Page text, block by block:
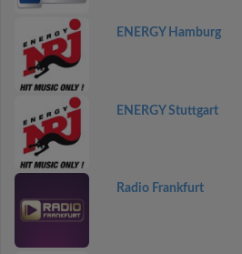
ENERGY Hamburg
ENERGY Stuttgart
Radio Frankfurt